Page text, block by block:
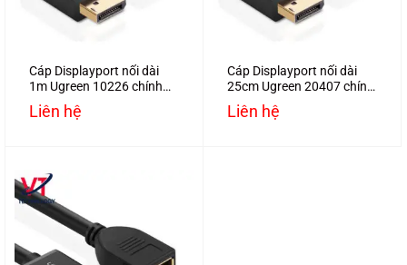
Cáp Displayport nối dài
1m Ugreen 10226 chính
hãng
Liên hệ
Cáp Displayport nối dài
25cm Ugreen 20407 chính
hãng
Liên hệ